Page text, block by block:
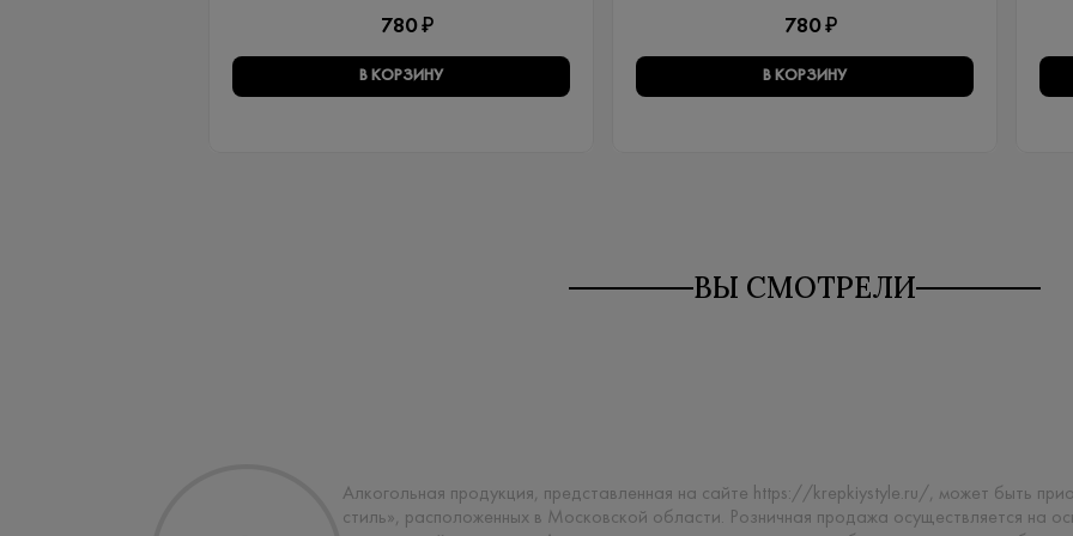
780 ₽
В КОРЗИНУ
780 ₽
В КОРЗИНУ
ВЫ СМОТРЕЛИ
Алкогольная продукция, представленная на сайте https://krepkiystyle.ru/, может быть
стиль», расположенных в Московской области. Розничная продажа осуществляется на